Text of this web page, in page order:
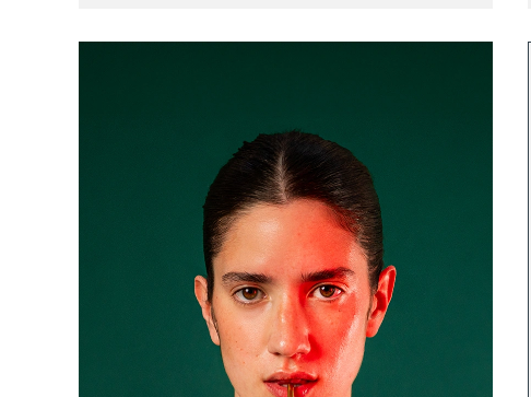
All deep facial hydration devices
All silicone sonic toothbrushes
Manuka honey primer
All FAQ™ skincare
FAQ™产品
All anti-aging treatments
Anti-aging LED hand mask
All FAQ™ skincare
FAQ™产品
All LED treatments
All hair treatments
FAQ™ Red Light Serum
FAQ™ skincare
All FAQ™ skincare
FAQ™ products
All toning treatments
PEACH™ 2 Pro Max
Professional IPL hair removal device
PEACH™ 2
IPL hair removal
PEACH™ 2 go
Travel-friendly IPL hair removal
BEAR™ 2 body
Microcurrent body toning
LUNA™ 4 body
Massaging body brush
SUPERCHARGED™ serum
Firming body serum
ESPADA™ 2 plus
Recurring acne LED therapy
ESPADA™ 2
眼部护理
BEAR™ 2 eyes & lips
Microcurrent line smoothing device
护发